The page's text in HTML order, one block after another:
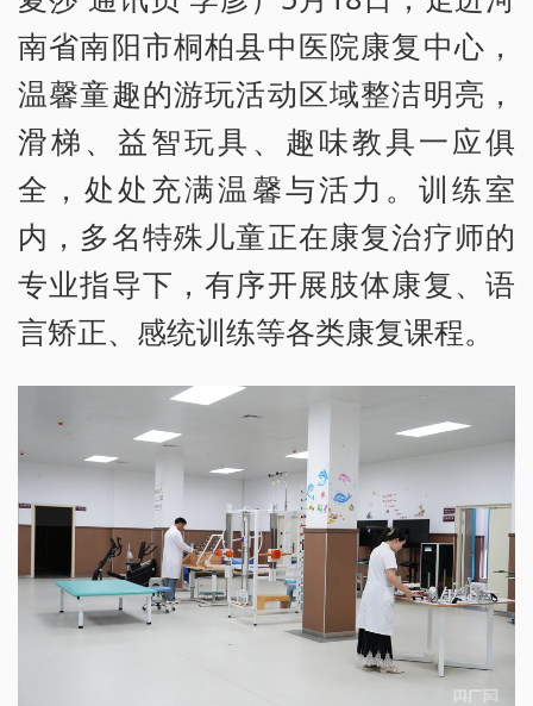
南省南阳市桐柏县中医院康复中心，
温馨童趣的游玩活动区域整洁明亮，
滑梯、益智玩具、趣味教具一应俱
全，处处充满温馨与活力。训练室
内，多名特殊儿童正在康复治疗师的
专业指导下，有序开展肢体康复、语
言矫正、感统训练等各类康复课程。